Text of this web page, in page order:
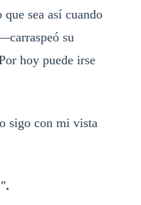
sea así cuando
su
hoy puede irse
sigo con mi vista